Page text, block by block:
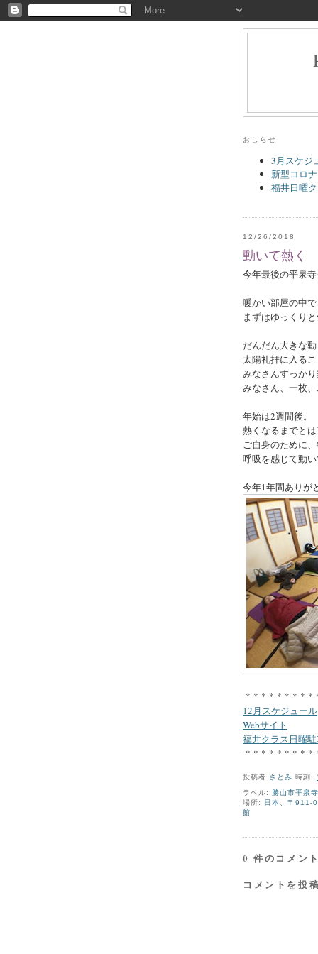
おしらせ
3月スケジ
新型コロ
福井日曜
12/26/2018
動いて熱く
今年最後の平泉
暖かい部屋の中で
まずはゆっくり
だんだん大きな
太陽礼拝に入る
みなさんすっか
みなさん、一枚
年始は2週間後。
熱くなるまでと
ご自身のために
呼吸を感じて動
今年1年間ありが
-*-*-*-*-*-*-*-*-
12月スケジュール
Webサイト
福井クラス日曜
-*-*-*-*-*-*-*-*-
投稿者 さとみ 時刻:
ラベル:
勝山市平泉
場所: 日本、〒911-
館
0 件のコメン
コメントを投